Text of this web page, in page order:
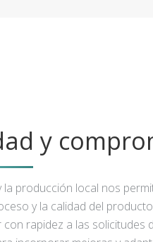
y
la producción local nos
y la calidad del
rapidez a las solicitudes